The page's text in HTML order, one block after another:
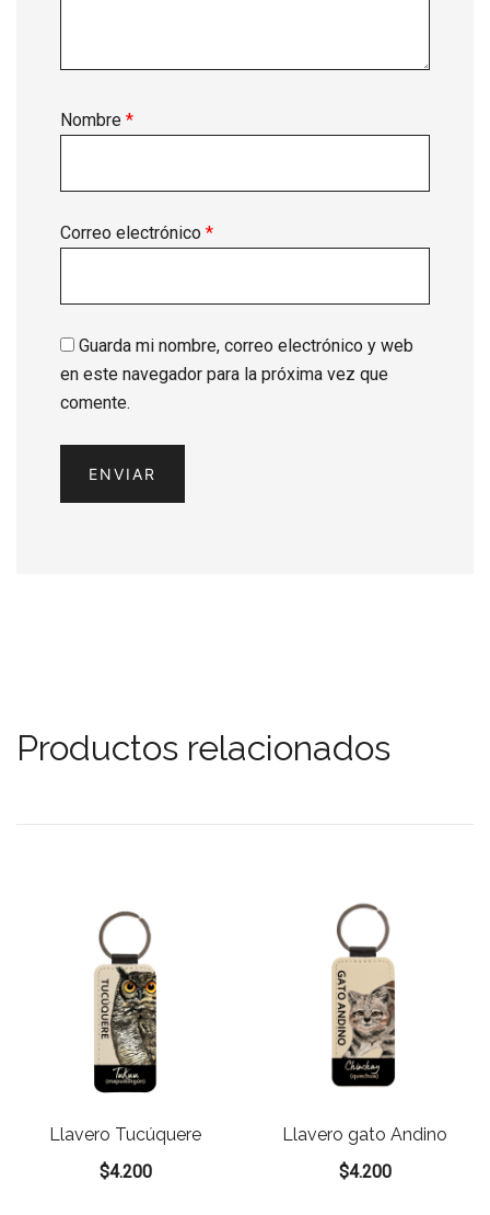
Nombre *
Correo electrónico *
Guarda mi nombre, correo electrónico y web
en este navegador para la próxima vez que
comente.
Productos relacionados
Llavero Tucúquere
$4.200
Llavero gato Andino
$4.200